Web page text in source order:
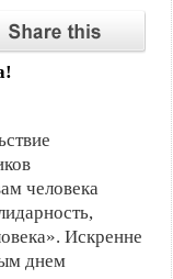
человека
Искренне
днем